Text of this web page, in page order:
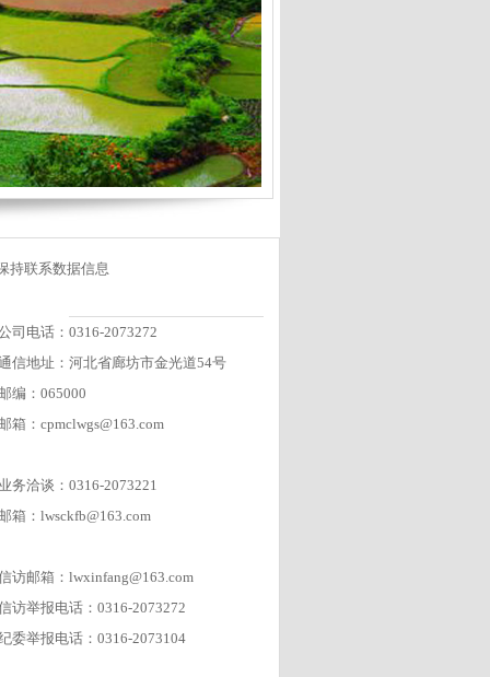
持联系数据信息
司电话：0316-2073272
信地址：河北省廊坊市金光道54号
编：065000
箱：cpmclwgs@163.com
务洽谈：0316-2073221
箱：lwsckfb@163.com
访邮箱：lwxinfang@163.com
访举报电话：0316-2073272
委举报电话：0316-2073104